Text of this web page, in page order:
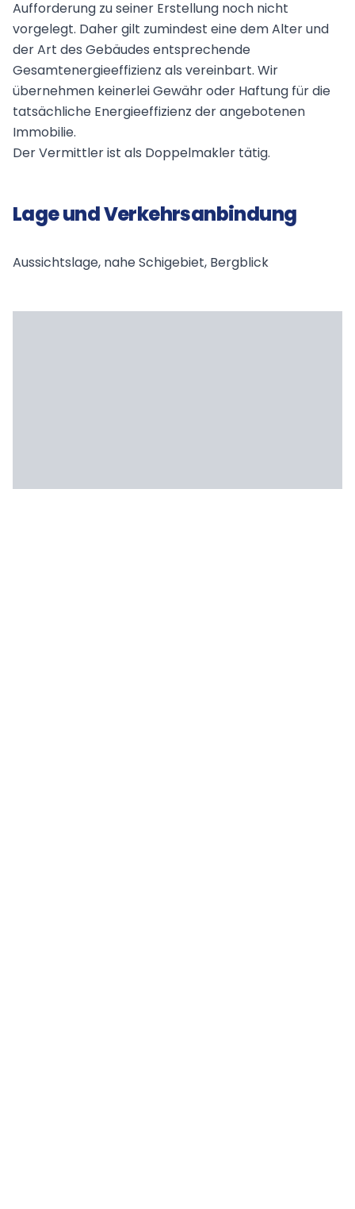
Aufforderung zu seiner Erstellung noch nicht
vorgelegt. Daher gilt zumindest eine dem Alter und
der Art des Gebäudes entsprechende
Gesamtenergieeffizienz als vereinbart. Wir
übernehmen keinerlei Gewähr oder Haftung für die
tatsächliche Energieeffizienz der angebotenen
Immobilie.
Der Vermittler ist als Doppelmakler tätig.
Lage und Verkehrsanbindung
Aussichtslage, nahe Schigebiet, Bergblick